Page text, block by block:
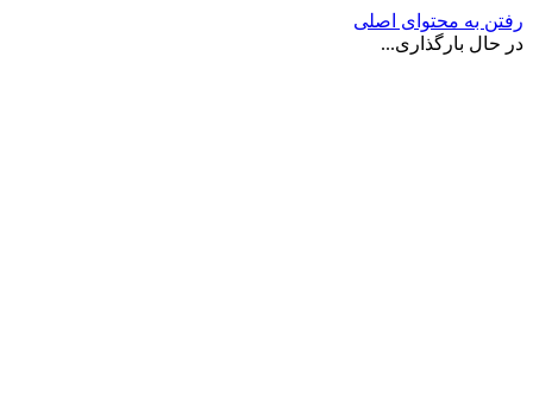
رفتن به محتوای اصلی
در حال بارگذاری...